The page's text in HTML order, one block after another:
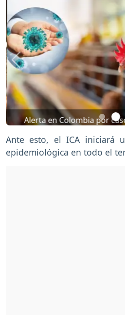
Alerta en Colombia por
Previous
Ante esto, el ICA iniciará
epidemiológica en todo el